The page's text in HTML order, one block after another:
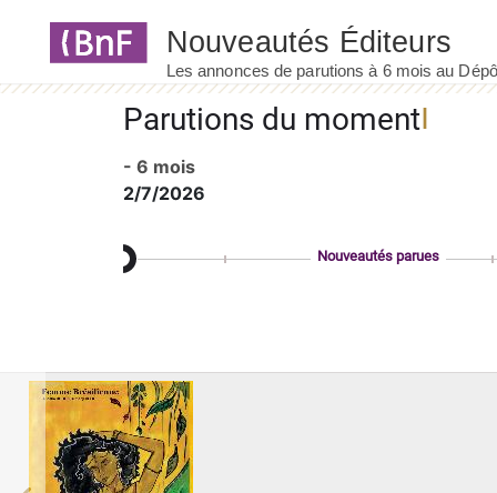
Parutions du moment
- 6 mois
2/7/2026
Nouveautés parues